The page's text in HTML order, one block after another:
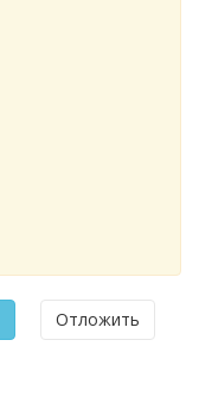
Отложить